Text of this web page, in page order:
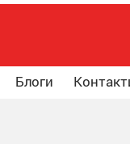
Блоги